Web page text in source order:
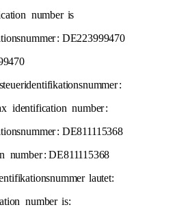
number is
: DE223999470
:
identification number:
: DE811115368
number : DE811115368
lautet:
number is: